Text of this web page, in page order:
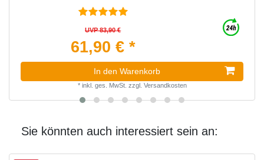
UVP 83,90 €
61,90 € *
In den Warenkorb
* inkl. ges. MwSt. zzgl. Versandkosten
Sie könnten auch interessiert sein an: